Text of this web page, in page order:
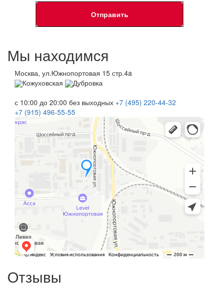
Мы находимся
Москва, ул.Южнопортовая 15 стр.4a
Кожуховская
Дубровка
с 10:00 до 20:00 без выходных +7 (495) 220-44-32
+7 (915) 496-55-55
Отзывы